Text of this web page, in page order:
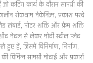
कटिंग कार्य के दौरान सामग्री की
रोकथाम मेकेनिज़्म, प्रकाश परदे
लंबाई, मोटर शक्ति और फ्रेम शक्ति
मेटल से लेकर मोटी स्टील प्लेट
हुए हैं, जिसमें विनिर्माण, निर्माण,
विभिन्न सामग्री मोटाई और प्रकारों